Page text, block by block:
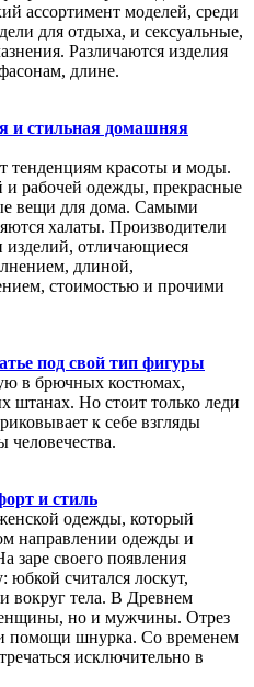
ассортимент моделей, среди
для отдыха, и сексуальные,
Различаются изделия
длине.
и стильная домашняя
тенденциям красоты и моды.
рабочей одежды, прекрасные
вещи для дома. Самыми
халаты. Производители
изделий, отличающиеся
длиной,
стоимостью и прочими
под свой тип фигуры
в брючных костюмах,
штанах. Но стоит только леди
к себе взгляды
и стиль
одежды, который
направлении одежды и
заре своего появления
считался лоскут,
вокруг тела. В Древнем
но и мужчины. Отрез
помощи шнурка. Со временем
исключительно в